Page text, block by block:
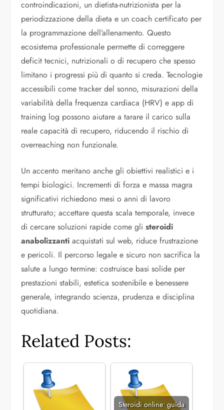
controindicazioni, un dietista-nutrizionista per la
periodizzazione della dieta e un coach certificato per
la programmazione dell’allenamento. Questo
ecosistema professionale permette di correggere
deficit tecnici, nutrizionali o di recupero che spesso
limitano i progressi più di quanto si creda. Tecnologie
accessibili come tracker del sonno, misurazioni della
variabilità della frequenza cardiaca (HRV) e app di
training log possono aiutare a tarare il carico sulla
reale capacità di recupero, riducendo il rischio di
overreaching non funzionale.
Un accento meritano anche gli obiettivi realistici e i
tempi biologici. Incrementi di forza e massa magra
significativi richiedono mesi o anni di lavoro
strutturato; accettare questa scala temporale, invece
di cercare soluzioni rapide come glisteroidi
anabolizzanti acquistati sul web, riduce frustrazione
e pericoli. Il percorso legale e sicuro non sacrifica la
salute a lungo termine: costruisce basi solide per
prestazioni stabili, estetica sostenibile e benessere
generale, integrando scienza, prudenza e disciplina
quotidiana.
Related Posts:
Steroidi online: guida